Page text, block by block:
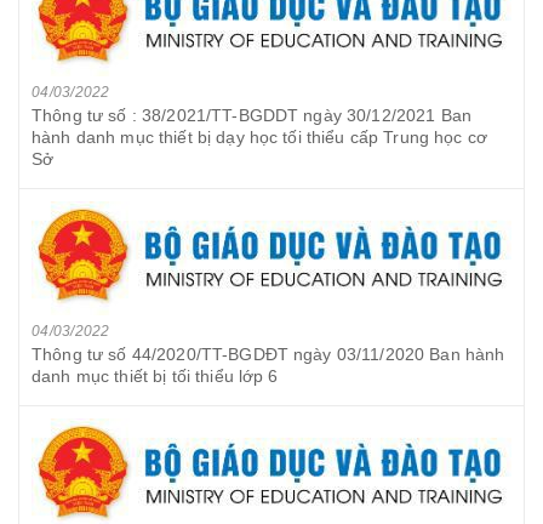
04/03/2022
Thông tư số : 38/2021/TT-BGDDT ngày 30/12/2021 Ban
hành danh mục thiết bị dạy học tối thiểu cấp Trung học cơ
Sở
04/03/2022
Thông tư số 44/2020/TT-BGDĐT ngày 03/11/2020 Ban hành
danh mục thiết bị tối thiểu lớp 6